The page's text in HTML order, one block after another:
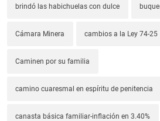
brindó las habichuelas con dulce
Cámara Minera cambios a la Ley 74-25
Caminen por su familia
camino cuaresmal en espíritu de penitencia
canasta básica familiar-inflación en 3.40%